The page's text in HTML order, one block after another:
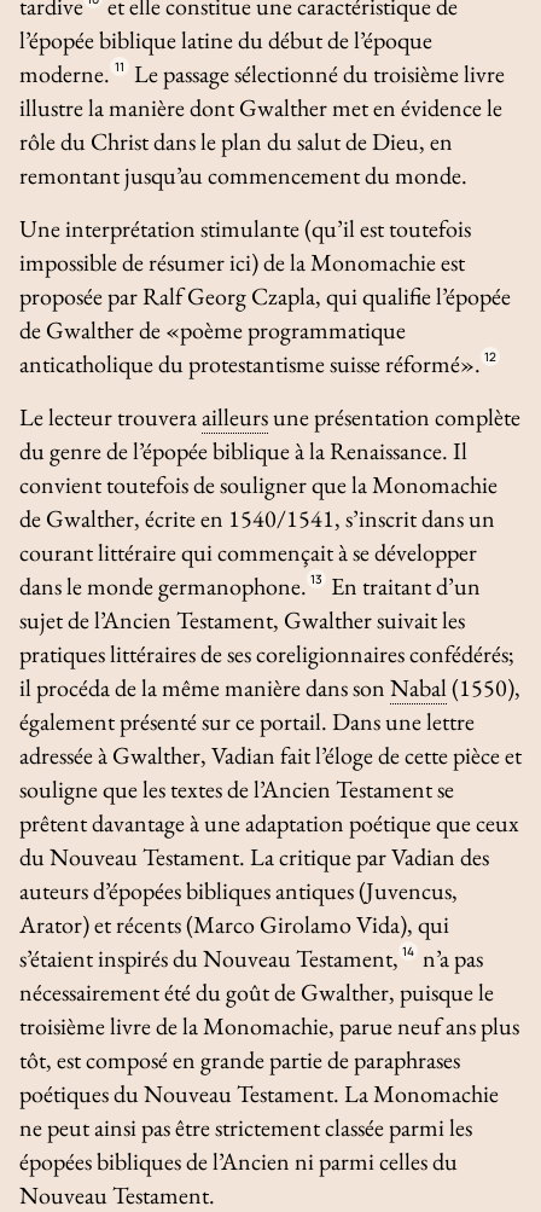
l’épopée biblique latine du début de l’époque
moderne. 11
Le passage sélectionné du troisième livre
illustre la manière dont Gwalther met en évidence le
rôle du Christ dans le plan du salut de Dieu, en
remontant jusqu’au commencement du monde.
Une interprétation stimulante (qu’il est toutefois
impossible de résumer ici) de laMonomachieest
proposée par Ralf Georg Czapla, qui qualifie l’épopée
de Gwalther de «poème programmatique
anticatholique du protestantisme suisse réformé». 12
Le lecteur trouveraailleursune présentation complète
du genre de l’épopée biblique à la Renaissance. Il
convient toutefois de souligner que laMonomachie
de Gwalther, écrite en 1540/1541, s’inscrit dans un
courant littéraire qui commençait à se développer
dans le monde germanophone. 13
En traitant d’un
sujet de l’Ancien Testament, Gwalther suivait les
pratiques littéraires de ses coreligionnaires confédérés;
il procéda de la même manière dans sonNabal(1550),
également présenté sur ce portail. Dans une lettre
adressée à Gwalther, Vadian fait l’éloge de cette pièce et
souligne que les textes de l’Ancien Testament se
prêtent davantage à une adaptation poétique que ceux
du Nouveau Testament. La critique par Vadian des
auteurs d’épopées bibliques antiques (Juvencus,
Arator) et récents (Marco Girolamo Vida), qui
s’étaient inspirés du Nouveau Testament, 14 n’a pas
nécessairement été du goût de Gwalther, puisque le
troisième livre de laMonomachie, parue neuf ans plus
tôt, est composé en grande partie de paraphrases
poétiques du Nouveau Testament. LaMonomachie
ne peut ainsi pas être strictement classée parmi les
épopées bibliques de l’Ancien ni parmi celles du
Nouveau Testament.